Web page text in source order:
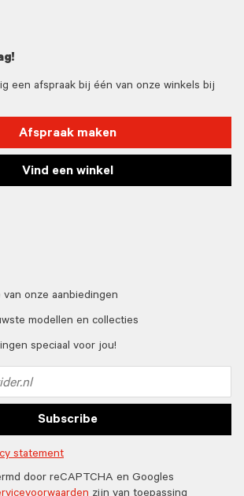
een afspraak bij één van onze winkels bij
Afspraak maken
Vind een winkel
onze aanbiedingen
modellen en collecties
speciaal voor jou!
Subscribe
statement
door reCAPTCHA en Googles